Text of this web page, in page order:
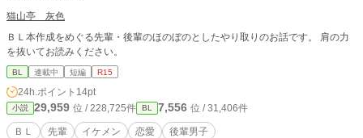
猫山亭 灰色
ＢＬ本作成をめぐる先輩・後輩のほのぼのとしたやり取りのお話です。 肩の力
を抜いてお読みください。
BL 連載中 短編 R15
24h.ポイント 14pt
小説 29,959 位 / 228,725件 BL 7,556 位 / 31,406件
ＢＬ 先輩 イケメン 恋愛 後輩男子